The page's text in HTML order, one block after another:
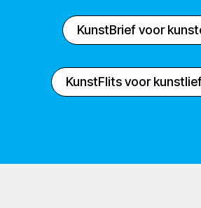
KunstBrief voor
KunstFlits voor